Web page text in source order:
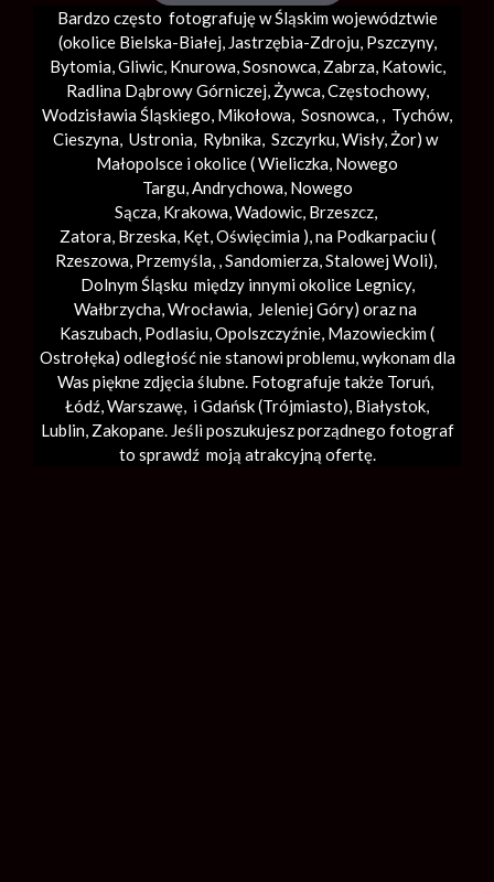
Bardzo często fotografuję w Śląskim województwie
(okolice Bielska-Białej, Jastrzębia-Zdroju, Pszczyny,
Bytomia, Gliwic, Knurowa, Sosnowca, Zabrza, Katowic,
Radlina Dąbrowy Górniczej, Żywca, Częstochowy,
Wodzisławia Śląskiego, Mikołowa, Sosnowca, , Tychów,
Cieszyna, Ustronia, Rybnika, Szczyrku, Wisły, Żor) w
Małopolsce i okolice (Wieliczka, Nowego
Targu,Andrychowa, Nowego
Sącza, Krakowa,Wadowic, Brzeszcz,
Zatora, Brzeska, Kęt,Oświęcimia), na Podkarpaciu (
Rzeszowa, Przemyśla, ,Sandomierza,Stalowej Woli),
Dolnym Śląsku między innymi okolice Legnicy,
Wałbrzycha,Wrocławia, Jeleniej Góry) oraz na
Kaszubach, Podlasiu, Opolszczyźnie, Mazowieckim (
Ostrołęka) odległość nie stanowi problemu, wykonam dla
Was piękne zdjęcia ślubne. Fotografuje także Toruń,
Łódź,Warszawę, i Gdańsk (Trójmiasto), Białystok,
Lublin, Zakopane. Jeśli poszukujesz porządnego fotograf
to sprawdź moją atrakcyjną ofertę.